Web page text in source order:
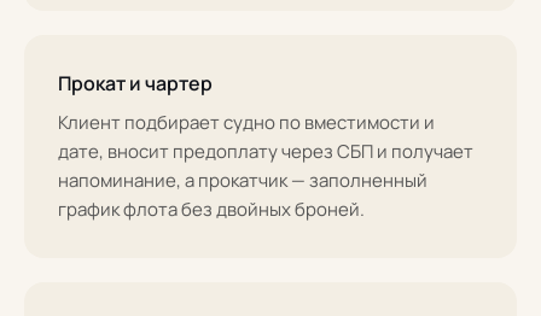
Прокат и чартер
Клиент подбирает судно по вместимости и
дате, вносит предоплату через СБП и получает
напоминание, а прокатчик — заполненный
график флота без двойных броней.